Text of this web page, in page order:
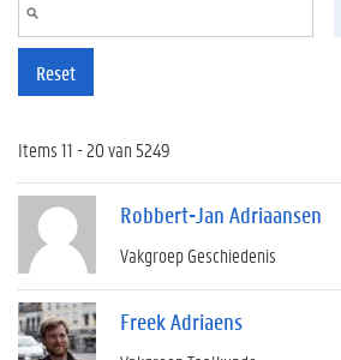
Reset
Items 11 - 20 van 5249
Robbert-Jan Adriaansen
Vakgroep Geschiedenis
Freek Adriaens